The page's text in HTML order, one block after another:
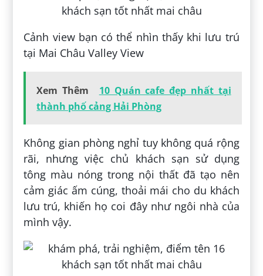
Cảnh view bạn có thể nhìn thấy khi lưu trú
tại Mai Châu Valley View
Xem Thêm
10 Quán cafe đẹp nhất tại
thành phố cảng Hải Phòng
Không gian phòng nghỉ tuy không quá rộng
rãi, nhưng việc chủ khách sạn sử dụng
tông màu nóng trong nội thất đã tạo nên
cảm giác ấm cúng, thoải mái cho du khách
lưu trú, khiến họ coi đây như ngôi nhà của
mình vậy.